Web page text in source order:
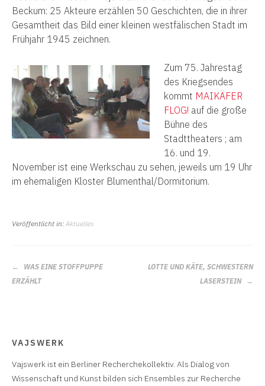
Beckum: 25 Akteure erzählen 50 Geschichten, die in ihrer
Gesamtheit das Bild einer kleinen westfälischen Stadt im
Frühjahr 1945 zeichnen.
Zum 75. Jahrestag
des Kriegsendes
kommt MAIKÄFER
FLOG! auf die große
Bühne des
Stadttheaters ; am
16. und 19.
November ist eine Werkschau zu sehen, jeweils um 19 Uhr
im ehemaligen Kloster Blumenthal/Dormitorium.
Veröffentlicht in: Aktuelles
BEITRAGS-
NAVIGATION
WAS EINE STOFFPUPPE
ERZÄHLT
LOTTE UND KÄTE, SCHWESTERN
LASERSTEIN
VAJSWERK
Vajswerk ist ein Berliner Recherchekollektiv. Als Dialog von
Wissenschaft und Kunst bilden sich Ensembles zur Recherche